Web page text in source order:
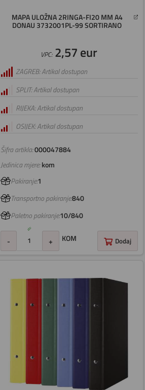
MAPA ULOŽNA 2RINGA-FI20 MM A4
DONAU 3732001PL-99 SORTIRANO
Šifra artikla:000047884
VPC:2,57 eur
ZAGREB: Artikal dostupan
SPLIT: Artikal dostupan
RIJEKA: Artikal dostupan
OSIJEK: Artikal dostupan
Jedinica mjere:kom
Pakiranje:1
Transportno pakiranje:840
Paletno pakiranje:10/840
- + KOM Dodaj